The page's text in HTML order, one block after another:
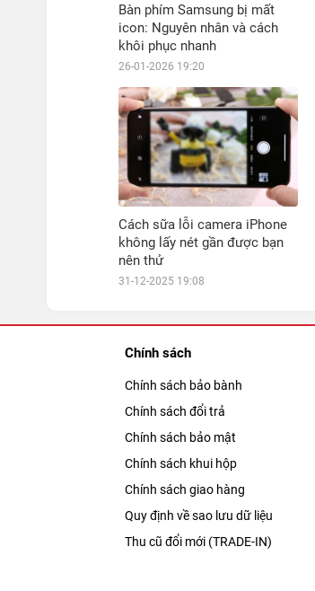
Bàn phím Samsung bị mất
icon: Nguyên nhân và cách
khôi phục nhanh
26-01-2026 19:20
Cách sữa lỗi camera iPhone
không lấy nét gần được bạn
nên thử
31-12-2025 19:08
Chính sách
Chính sách bảo bành
Chính sách đổi trả
Chính sách bảo mật
Chính sách khui hộp
Chính sách giao hàng
Quy định về sao lưu dữ liệu
Thu cũ đổi mới (TRADE-IN)